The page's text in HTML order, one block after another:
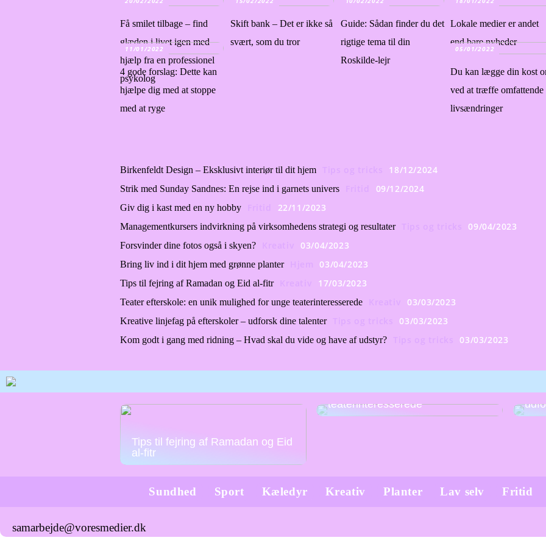
Få smilet tilbage – find
glæden i livet igen med
hjælp fra en professionel
psykolog
Skift bank – Det er ikke så
svært, som du tror
Guide: Sådan finder du det
rigtige tema til din
Roskilde-lejr
Lokale medier er andet
end bare nyheder
11/01/2022
4 gode forslag: Dette kan
hjælpe dig med at stoppe
med at ryge
05/01/2022
Du kan lægge din kost
ved at træffe omfattende
livsændringer
Birkenfeldt Design – Eksklusivt interiør til dit hjem 18/12/2024
Strik med Sunday Sandnes: En rejse ind i garnets univers 09/12/2024
Giv dig i kast med en ny hobby 22/11/2023
Managementkursers indvirkning på virksomhedens strategi og resultater 09/04/2023
Forsvinder dine fotos også i skyen? 03/04/2023
Bring liv ind i dit hjem med grønne planter 03/04/2023
Tips til fejring af Ramadan og Eid al-fitr 17/03/2023
Teater efterskole: en unik mulighed for unge teaterinteresserede 03/03/2023
Kreative linjefag på efterskoler – udforsk dine talenter 03/03/2023
Kom godt i gang med ridning – Hvad skal du vide og have af udstyr? 03/03/2023
Tips til fejring af Ramadan og Eid
al-fitr
mulighed for unge
teaterinteresserede
Sundhed Sport Kæledyr Kreativ Planter Lav selv Fritid
samarbejde@voresmedier.dk